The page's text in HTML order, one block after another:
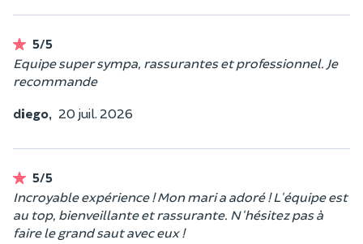
5/5
Equipe super sympa, rassurantes et professionnel. Je
recommande
diego, 20 juil. 2026
5/5
Incroyable expérience ! Mon mari a adoré ! L'équipe est
au top, bienveillante et rassurante. N'hésitez pas à
faire le grand saut avec eux !